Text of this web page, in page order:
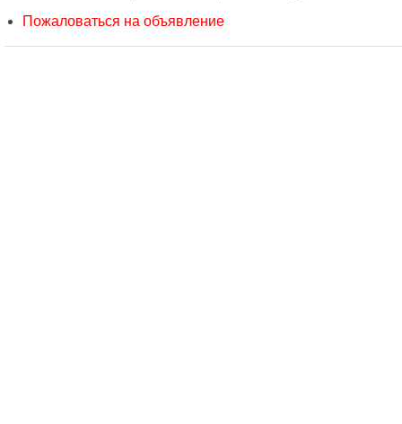
Пожаловаться на объявление